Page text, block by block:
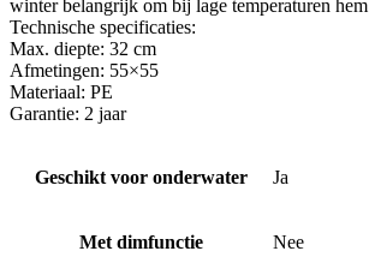
winter belangrijk om bij lage temperaturen hem
Technische specificaties:
Max. diepte: 32 cm
Afmetingen: 55×55
Materiaal: PE
Garantie: 2 jaar
Geschikt voor onderwater Ja
Met dimfunctie Nee